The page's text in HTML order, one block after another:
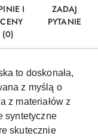
I
(0)
ZADAJ
PYTANIE
to doskonała,
z myślą o
z materiałów z
syntetyczne
skutecznie